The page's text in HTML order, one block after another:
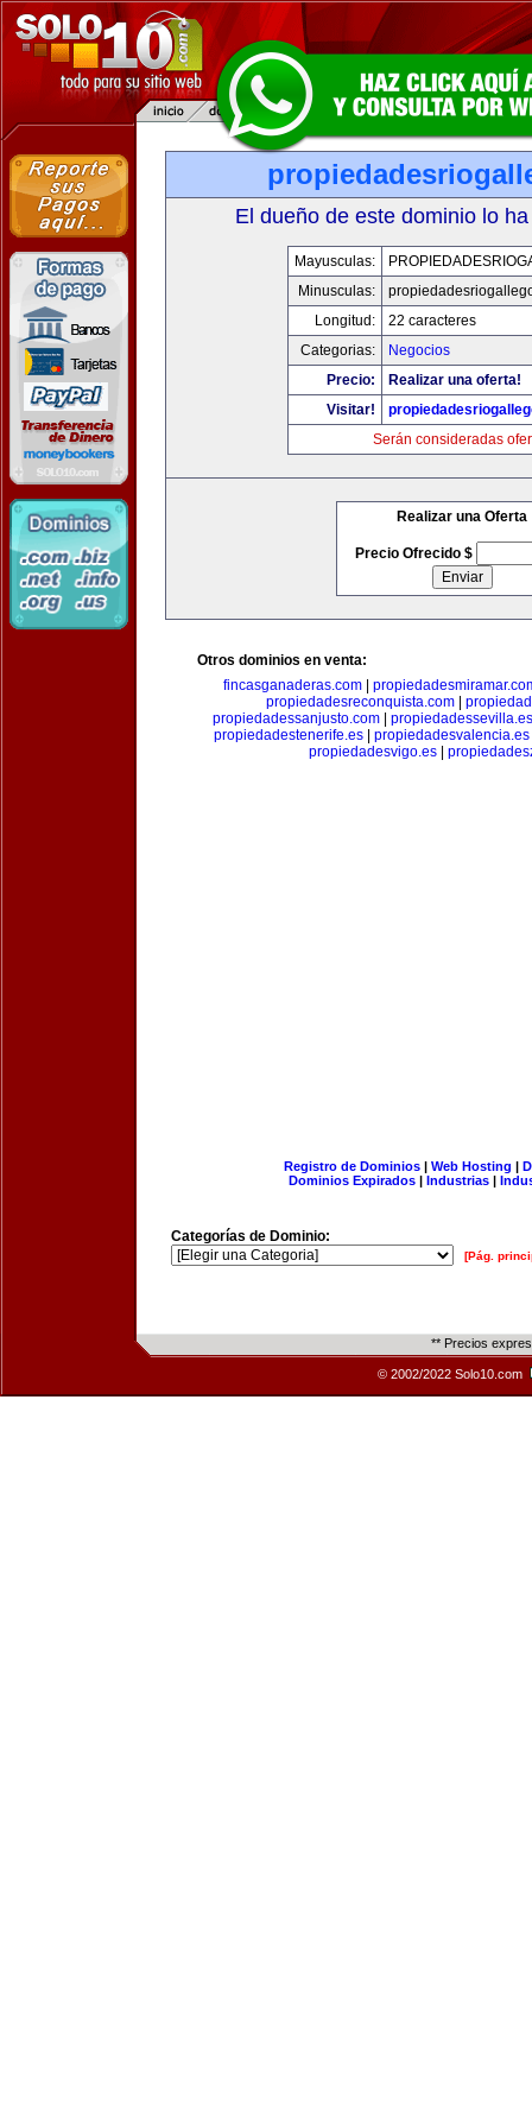
El dueño de este dominio lo
Mayusculas:
Minusculas:
Longitud:
22 caracteres
Categorias:
Negocios
Precio:
Realizar una oferta!
Visitar!
Serán consideradas
Realizar una Oferta
Precio Ofrecido $
Otros dominios en venta:
fincasganaderas.com
propiedadesreconquista.com
propiedadessanjusto.com| propiedadessevilla.es
propiedadestenerife.es| propiedadesvalencia.es
propiedadesvigo.es|
Registro de Dominios| Web Hosting |
Dominios Expirados | Industrias |
Categorías de Dominio:
[Pág.
** Precios
© 2002/2022 Solo10.com